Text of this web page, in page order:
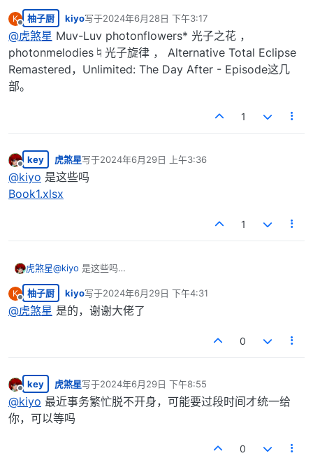
K
离线
柚子厨 kiyo写于2024年6月28日 下午3:17
最后由 编辑
@虎煞星 Muv-Luv photonflowers* 光子之花 ，
photonmelodies♮光子旋律 ， Alternative Total Eclipse
Remastered，Unlimited: The Day After - Episode这几
部。
1
离线
key 虎煞星写于2024年6月29日 上午3:36
最后由 编辑
@kiyo 是这些吗
Book1.xlsx
1
虎煞星@kiyo 是这些吗
Book1.xlsx
K
离线
柚子厨 kiyo写于2024年6月29日 下午4:31
最后由 编辑
@虎煞星 是的，谢谢大佬了
0
离线
key 虎煞星写于2024年6月29日 下午8:55
最后由 编辑
@kiyo 最近事务繁忙脱不开身，可能要过段时间才统一给
你，可以等吗
0